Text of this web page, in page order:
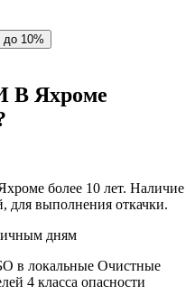
до 10%
Яхроме
более 10 лет. Наличие
для выполнения откачки.
дням
в локальные Очистные
4 класса опасности